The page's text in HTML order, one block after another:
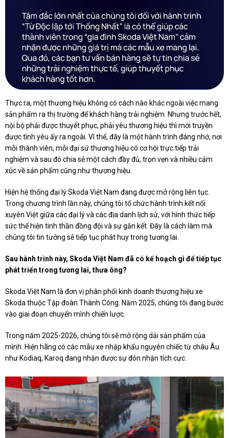
Thực ra, một thương hiệu không có cách nào khác ngoài việc mang
sản phẩm ra thị trường để khách hàng trải nghiệm. Nhưng trước hết,
nội bộ phải được thuyết phục, phải yêu thương hiệu thì mới truyền
được tình yêu ấy ra ngoài. Vì thế, đây là một hành trình đáng nhớ, nơi
mỗi thành viên, mỗi đại sứ thương hiệu có cơ hội trực tiếp trải
nghiệm và sau đó chia sẻ một cách đầy đủ, trọn vẹn và nhiều cảm
xúc về sản phẩm cũng như thương hiệu.
Hiện hệ thống đại lý Skoda Việt Nam đang được mở rộng liên tục.
Trong chương trình lần này, chúng tôi tổ chức hành trình kết nối
xuyên Việt giữa các đại lý và các địa danh lịch sử, với hình thức tiếp
sức thể hiện tinh thần đồng đội và sự gắn kết. Đây là cách làm mà
chúng tôi tin tưởng sẽ tiếp tục phát huy trong tương lai.
Sau hành trình này, Skoda Việt Nam đã có kế hoạch gì để tiếp tục
phát triển trong tương lai, thưa ông?
Skoda Việt Nam là đơn vị phân phối kinh doanh thương hiệu xe
Skoda thuộc Tập đoàn Thành Công. Năm 2025, chúng tôi đang bước
vào giai đoạn chuyển mình chiến lược.
Trong năm 2025-2026, chúng tôi sẽ mở rộng dải sản phẩm của
mình. Hiện hãng có các mẫu xe nhập khẩu nguyên chiếc từ châu Âu
như Kodiaq, Karoq đang nhận được sự đón nhận tích cực.